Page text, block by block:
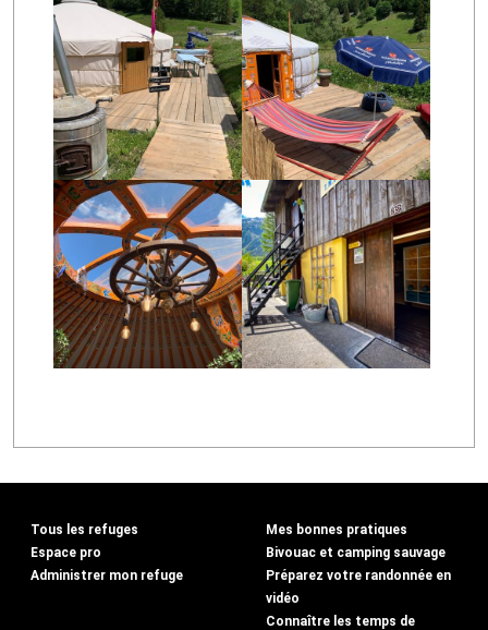
Tous les refuges
Espace pro
Administrer mon refuge
Mes bonnes pratiques
Bivouac et camping sauvage
Préparez votre randonnée en
vidéo
Connaître les temps de